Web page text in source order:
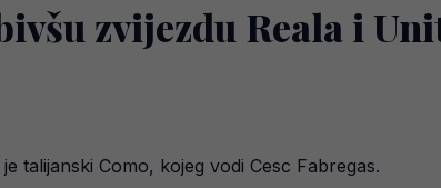
zvijezdu Reala i
talijanski Como, kojeg vodi Cesc Fabregas.